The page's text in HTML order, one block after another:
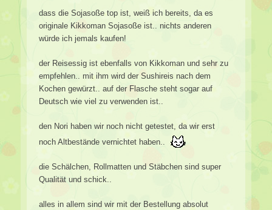
dass die Sojasoße top ist, weiß ich bereits, da es
originale Kikkoman Sojasoße ist.. nichts anderen
würde ich jemals kaufen!
der Reisessig ist ebenfalls von Kikkoman und sehr zu
empfehlen.. mit ihm wird der Sushireis nach dem
Kochen gewürzt.. auf der Flasche steht sogar auf
Deutsch wie viel zu verwenden ist..
den Nori haben wir noch nicht getestet, da wir erst
noch Altbestände vernichtet haben..
die Schälchen, Rollmatten und Stäbchen sind super
Qualität und schick..
alles in allem sind wir mit der Bestellung absolut